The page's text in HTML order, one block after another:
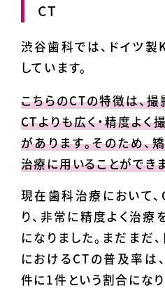
CT
渋谷歯科では、ドイツ
しています。
こちらのCTの特徴は、
CTよりも広く・精度よく
があります。そのため、
治療に用いることができ
現在歯科治療において
り、非常に精度よく治療
になりました。まだまだ
におけるCTの普及率は
件に1件という割合になり